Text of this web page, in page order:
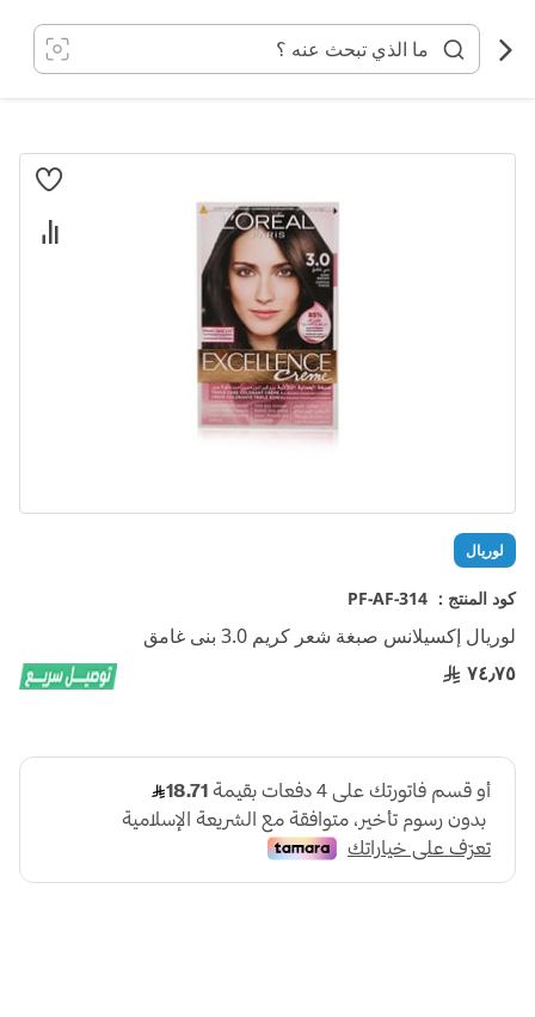
المحتوى
لوريال
كود المنتج : PF-AF-314
لوريال إكسيلانس صبغة شعر كريم 3.0 بنى غامق
٧٤٫٧٥
انتقل
تخطي
إلى
بداية
معرض
الصور